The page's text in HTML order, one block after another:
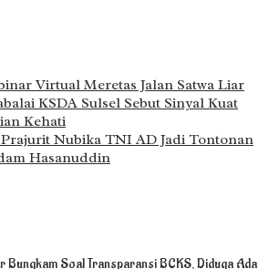
Virtual Meretas Jalan Satwa Liar
KSDA Sulsel Sebut Sinyal Kuat
Kehati
Nubika TNI AD Jadi Tontonan
Hasanuddin
Bungkam Soal Transparansi BCKS, Diduga Ada